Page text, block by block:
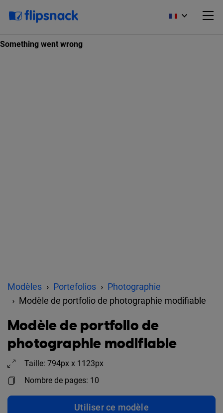
Modèles Portefolios
Photographie
Modèle de portfolio de photographie modifiable
Modèle de portfolio de
photographie modifiable
Taille: 794px x 1123px
Nombre de pages: 10
Utiliser ce modèle